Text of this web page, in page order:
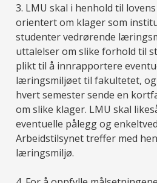
3. LMU skal i henhold til
orientert om klager som
studenter vedrørende
uttalelser om slike forhold til
plikt til å innrapportere
læringsmiljøet til fakultetet,
hvert semester sende en
om slike klager. LMU skal
eventuelle pålegg og
Arbeidstilsynet treffer med
læringsmiljø.